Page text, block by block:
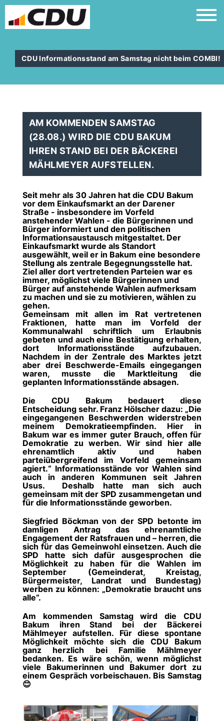
CDU Informationsstand am Samstag nicht beim COMBI!
AM KOMMENDEN SAMSTAG
(28.08.) WIRD DIE CDU BAKUM
IHREN STAND BEI DER BÄCKEREI
MÄHLMEYER AUFSTELLEN.
Seit mehr als 30 Jahren hat die CDU Bakum
vor dem Einkaufsmarkt an der Darener
Straße - insbesondere im Vorfeld
anstehender Wahlen - die Bürgerinnen und
Bürger informiert und den politischen
Informationsaustausch mitgestaltet. Der
Einkaufsmarkt wurde als Standort
ausgewählt, weil er in Bakum eine besondere
Stellung als zentrale Begegnungsstelle hat.
Ziel aller dort vertretenden Parteien war es
immer, möglichst viele Bürgerinnen und
Bürger auf anstehende Wahlen aufmerksam
zu machen und sie zu motivieren, wählen zu
gehen.
Gemeinsam mit allen im Rat vertretenen
Fraktionen, hatte man im Vorfeld der
Kommunalwahl schriftlich um Erlaubnis
gebeten und auch eine Bestätigung erhalten,
dort Informationsstände aufzubauen.
Nachdem in der Zentrale des Marktes jetzt
aber drei Beschwerde-Emails eingegangen
waren, musste die Marktleitung die
geplanten Informationsstände absagen.
Die CDU Bakum bedauert diese
Entscheidung sehr. Franz Hölscher dazu: „Die
eingegangenen Beschwerden widerstreben
meinem Demokratieempfinden. Hier in
Bakum war es immer guter Brauch, offen für
Demokratie zu werben. Wir sind hier alle
ehrenamtlich aktiv und haben
parteiübergreifend im Vorfeld gemeinsam
agiert.“ Informationsstände vor Wahlen sind
auch in anderen Kommunen seit Jahren
Usus.
Deshalb hatte man sich auch
gemeinsam mit der SPD zusammengetan und
für die Informationsstände geworben.
Siegfried Böckman von der SPD betonte im
damligen Antrag das ehrenamtliche
Engagement der Ratsfrauen und – herren, die
sich für das Gemeinwohl einsetzen. Auch die
SPD hatte sich dafür ausgesprochen die
Möglichkeit zu haben für die Wahlen im
September (Gemeinderat, Kreistag,
Bürgermeister, Landrat und Bundestag)
werben zu können: „Demokratie braucht uns
alle“.
Am kommenden Samstag wird die CDU
Bakum ihren Stand bei der Bäckerei
Mählmeyer aufstellen. Für diese spontane
Möglichkeit möchte sich die CDU Bakum
ganz herzlich bei Familie Mählmeyer
bedanken. Es wäre schön, wenn möglichst
viele Bakumerinnen und Bakumer dort zu
einem Gespräch vorbeischauen. Bis Samstag
😊